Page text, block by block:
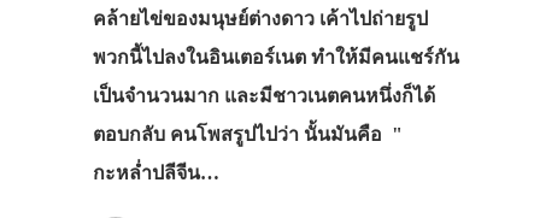
คล้ายไข่ของมนุษย์ต่างดาว เค้าไปถ่ายรูป
พวกนี้ไปลงในอินเตอร์เนต ทำให้มีคนแชร์กัน
เป็นจำนวนมาก และมีชาวเนตคนหนึ่งก็ได้
ตอบกลับ คนโพสรูปไปว่า นั้นมันคือ "
กะหล่ำปลีจีน…